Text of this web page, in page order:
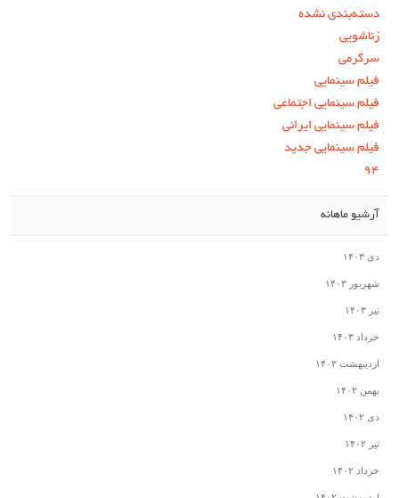
دسته‌بندی نشده
زناشویی
سرگرمی
فیلم سینمایی
فیلم سینمایی اجتماعی
فیلم سینمایی ایرانی
فیلم سینمایی جدید
۹۴
آرشیو ماهانه
دی ۱۴۰۳
شهریور ۱۴۰۳
تیر ۱۴۰۳
خرداد ۱۴۰۳
اردیبهشت ۱۴۰۳
بهمن ۱۴۰۲
دی ۱۴۰۲
تیر ۱۴۰۲
خرداد ۱۴۰۲